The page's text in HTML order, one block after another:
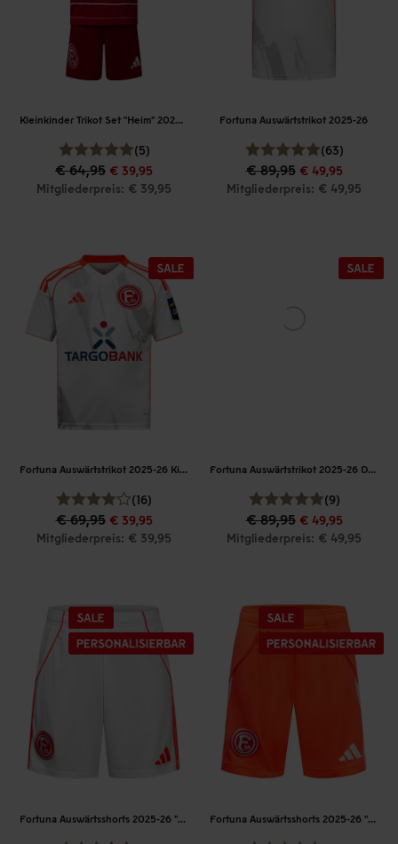
Kleinkinder Trikot Set "Heim" 2025-26
(5)
€ 64,95 € 39,95
Mitgliederpreis: € 39,95
Fortuna Auswärtstrikot 2025-26
(63)
€ 89,95 € 49,95
Mitgliederpreis: € 49,95
Fortuna Auswärtstrikot 2025-26 Kinder
(16)
€ 69,95 € 39,95
Mitgliederpreis: € 39,95
Fortuna Auswärtstrikot 2025-26 Damen
(9)
€ 89,95 € 49,95
Mitgliederpreis: € 49,95
Fortuna Auswärtsshorts 2025-26 "Weiß" Fortuna Auswärtsshorts 2025-26 "Neonrot"